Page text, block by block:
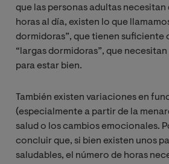
que las personas adultas necesitan
horas al día, existen lo que
dormidoras”, que tienen suficiente
“largas dormidoras”, que
para estar bien.
También existen variaciones en
(especialmente a partir de la
salud o los cambios emocionales.
concluir que, si bien existen unos
saludables, el número de horas